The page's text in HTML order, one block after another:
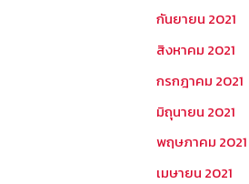
กันยายน 2021
สิงหาคม 2021
กรกฎาคม 2021
มิถุนายน 2021
พฤษภาคม 2021
เมษายน 2021